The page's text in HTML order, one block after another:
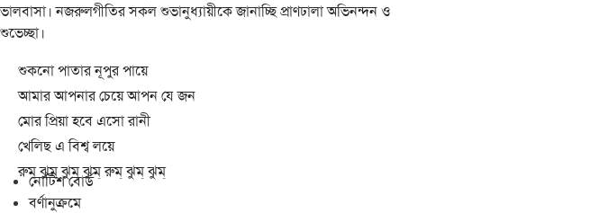
ভালবাসা। নজরুলগীতির সকল শুভানুধ্যায়ীকে জানাচ্ছি প্রাণঢালা অভিনন্দন ও
শুভেচ্ছা।
শুকনো পাতার নূপুর পায়ে
আমার আপনার চেয়ে আপন যে জন
মোর প্রিয়া হবে এসো রানী
খেলিছ এ বিশ্ব লয়ে
রুম্ ঝুম্ ঝুম্ ঝুম্ রুম্ ঝুম্ ঝুম্
নোটিশ বোর্ড
বর্ণানুক্রমে